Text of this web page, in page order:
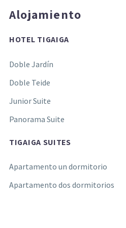
Alojamiento
HOTEL TIGAIGA
Doble Jardín
Doble Teide
Junior Suite
Panorama Suite
TIGAIGA SUITES
Apartamento un dormitorio
Apartamento dos dormitorios